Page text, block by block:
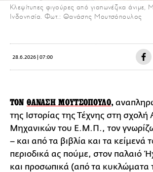
Κλεψίτυπες φιγούρες από γιαπωνέζικα άνιμε,
Ινδονησία. Φωτ.: Θανάσης Μουτσόπουλος
28.6.2026 | 07:00
ΤΟΝ ΘΑΝΑΣΗ ΜΟΥΤΣΟΠΟΥΛΟ,
της Ιστορίας της Τέχνης στη σχολή
Μηχανικών του Ε.Μ.Π., τον
– και από τα βιβλία και τα κείμενά
περιοδικά ας πούμε, στον παλαιό
και προσωπικά (από τα κυκλώματα